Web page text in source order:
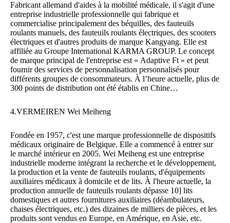
Fabricant allemand d'aides à la mobilité médicale, il s'agit d'une
entreprise industrielle professionnelle qui fabrique et
commercialise principalement des béquilles, des fauteuils
roulants manuels, des fauteuils roulants électriques, des scooters
électriques et d'autres produits de marque Kangyang. Elle est
affiliée au Groupe International KARMA GROUP. Le concept
de marque principal de l'entreprise est « Adaptive Ft » et peut
fournir des services de personnalisation personnalisés pour
différents groupes de consommateurs. À l’heure actuelle, plus de
300 points de distribution ont été établis en Chine…
4.VERMEIREN Wei Meiheng
Fondée en 1957, c'est une marque professionnelle de dispositifs
médicaux originaire de Belgique. Elle a commencé à entrer sur
le marché intérieur en 2005. Wei Meiheng est une entreprise
industrielle moderne intégrant la recherche et le développement,
la production et la vente de fauteuils roulants, d'équipements
auxiliaires médicaux à domicile et de lits. À l'heure actuelle, la
production annuelle de fauteuils roulants dépasse 10] lits
domestiques et autres fournitures auxiliaires (déambulateurs,
chaises électriques, etc.) des dizaines de milliers de pièces, et les
produits sont vendus en Europe, en Amérique, en Asie, etc.